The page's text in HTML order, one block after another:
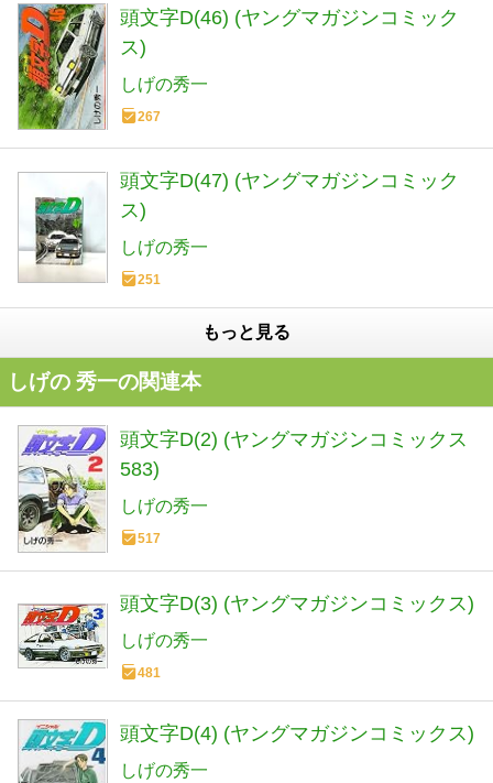
頭文字D(46) (ヤングマガジンコミック
ス)
しげの秀一
267
頭文字D(47) (ヤングマガジンコミック
ス)
しげの秀一
251
もっと見る
しげの 秀一の関連本
頭文字D(2) (ヤングマガジンコミックス
583)
しげの秀一
517
頭文字D(3) (ヤングマガジンコミックス)
しげの秀一
481
頭文字D(4) (ヤングマガジンコミックス)
しげの秀一